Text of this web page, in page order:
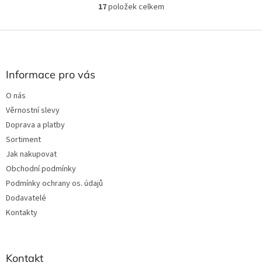
O
l
17položek celkem
Z
Informace pro vás
O nás
Věrnostní slevy
Doprava a platby
Sortiment
Jak nakupovat
Obchodní podmínky
Podmínky ochrany os. údajů
Dodavatelé
Kontakty
Kontakt